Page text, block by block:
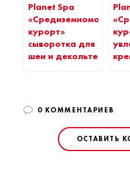
Planet Spa
«Средиземноморский
курорт»
сыворотка для
шеи и декольте
0 КОММЕНТАРИЕВ
ОСТАВИТЬ